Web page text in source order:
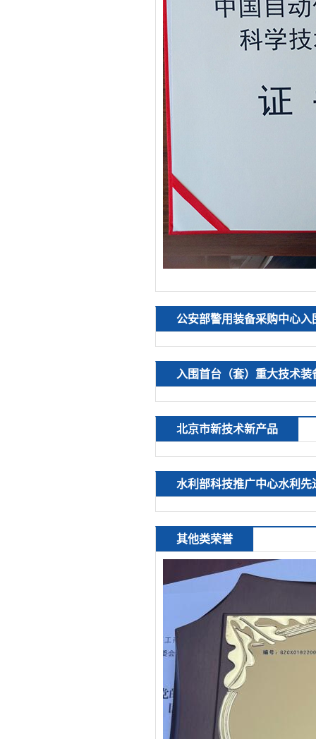
公安部警用装备采购中心入
入围首台（套）重大技术装
北京市新技术新产品
水利部科技推广中心水利
其他类荣誉